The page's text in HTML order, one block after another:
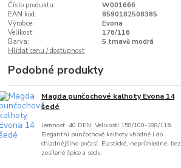
Číslo produktu:
W001666
EAN kód:
8590182508385
Výrobce:
Evona
Velikost:
176/116
Barva:
5 tmavě modrá
Hlídat cenu / dostupnost
Podobné produkty
Magda punčochové kalhoty Evona 14
šedé
Jemnost: 40 DEN. Velikosti 158/100-188/116.
Elegantní punčochové kalhoty vhodné i do
chladnějšího počasí. Elastické, neprůhledné, bez
zesílené špice a sedu.